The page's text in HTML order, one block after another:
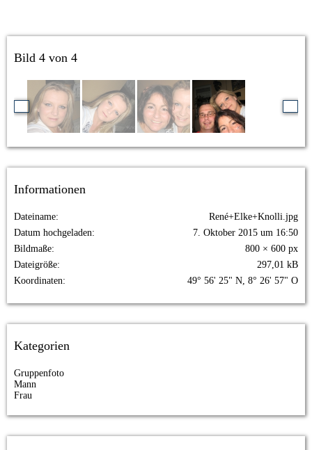
Bild 4 von 4
Informationen
Dateiname
René+Elke+Knolli.jpg
Datum hochgeladen
7. Oktober 2015 um 16:50
Bildmaße
800 × 600 px
Dateigröße
297,01 kB
Koordinaten
49° 56' 25" N, 8° 26' 57" O
Kategorien
Gruppenfoto
Mann
Frau